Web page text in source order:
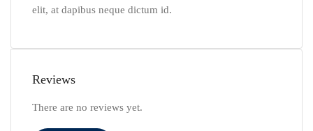
elit, at dapibus neque dictum id.
Reviews
There are no reviews yet.